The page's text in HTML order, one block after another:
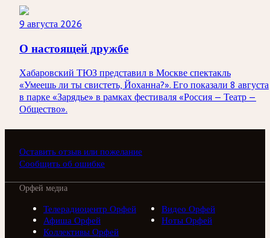
9 августа 2026
О настоящей дружбе
Хабаровский ТЮЗ представил в Москве спектакль
«Умеешь ли ты свистеть, Йоханна?». Его показали 8 августа
в парке «Зарядье» в рамках фестиваля «Россия — Театр —
Общество».
Оставить отзыв или пожелание
Сообщить об ошибке
Орфей медиа
Телерадиоцентр Орфей
Видео Орфей
Афиша Орфей
Ноты Орфей
Коллективы Орфей